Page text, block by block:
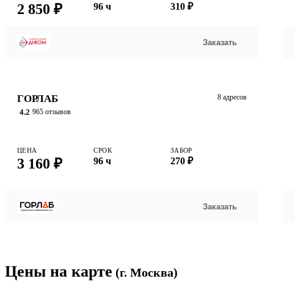
2 850 ₽ 96 ч 310 ₽
Заказать
ГОРЛАБ
4.2 965 отзывов
8 адресов
ЦЕНА
3 160 ₽
СРОК
96 ч
ЗАБОР
270 ₽
Заказать
Цены на карте (г. Москва)